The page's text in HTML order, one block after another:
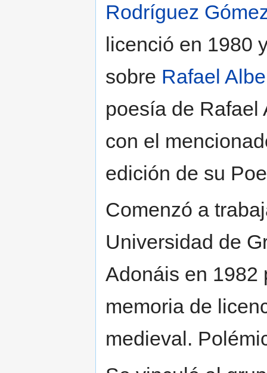
Rodríguez
licenció en 1980
sobre Rafael
poesía de Rafael
con el
edición de su
Comenzó a
Universidad de
Adonáis en 1982
memoria de
medieval.